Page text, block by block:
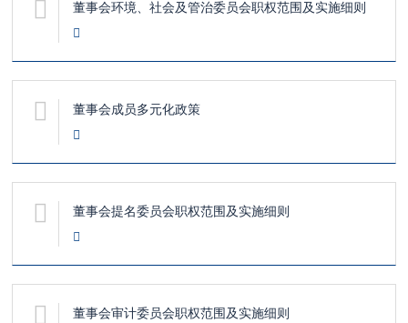
董事会环境、社会及管治委员会职权范围及实施细则
董事会成员多元化政策
董事会提名委员会职权范围及实施细则
董事会审计委员会职权范围及实施细则